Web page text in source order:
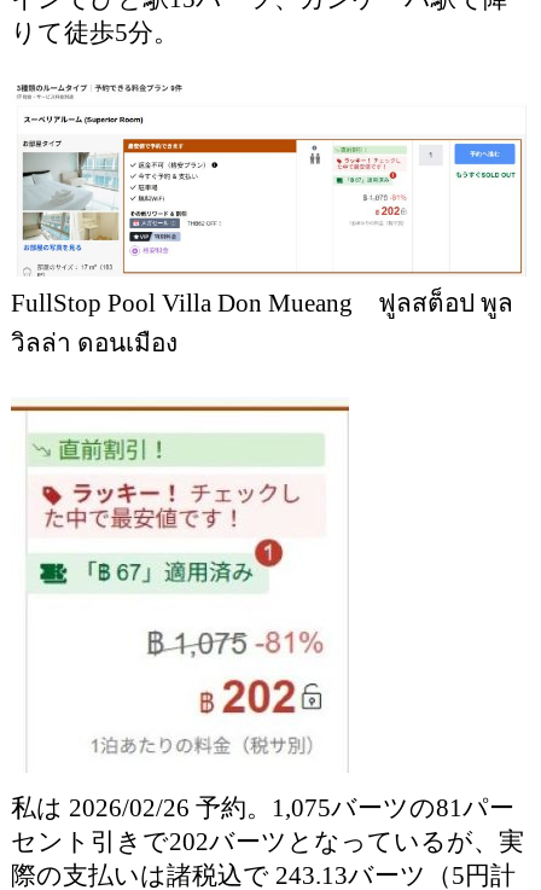
りて徒歩5分。
FullStop Pool Villa Don Mueang ฟูลสต็อป พูล
วิลล่า ดอนเมือง
私は 2026/02/26 予約。1,075バーツの81パー
セント引きで202バーツとなっているが、実
際の支払いは諸税込で 243.13バーツ（5円計